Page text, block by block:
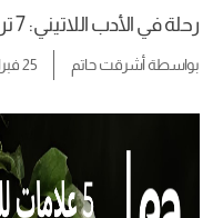
رحلة في الأدب اللاتيني: 7 ترشيحات لأفضل الروايات اللاتينية
بواسطةأشرقت حاتم 25 فبراير، 2025